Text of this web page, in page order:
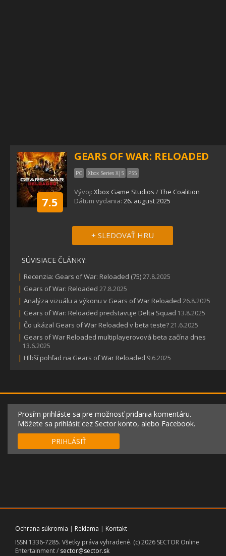
7.5
GEARS OF WAR: RELOADED
PC Xbox Series X|S PS5
Vývoj: Xbox Game Studios /The Coalition
Dátum vydania: 26. august 2025
+ SLEDOVAŤ HRU
SÚVISIACE ČLÁNKY:
| Recenzia: Gears of War: Reloaded (75)27.8.2025
| Gears of War: Reloaded 27.8.2025
| Analýza vizuálu a výkonu v Gears of War Reloaded 26.8.2025
| Gears of War: Reloaded predstavuje Delta Squad 13.8.2025
| Čo ukázal Gears of War Reloaded v beta teste?21.6.2025
| Gears of War Reloaded multiplayerovová beta začína dnes
13.6.2025
| Hlbší pohľad na Gears of War Reloaded 9.6.2025
Prosím prihláste sa pre možnosť pridania komentáru.
Môžete sa prihlásiť cez Sector konto, alebo Facebook.
PRIHLÁSIŤ
Ochrana súkromia | Reklama | Kontakt
ISSN 1336-7285. Všetky práva vyhradené. (c) 2026 SECTOR Online
Entertainment / sector@sector.sk